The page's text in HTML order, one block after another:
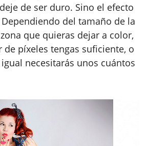
de ser duro. Sino el efecto
del tamaño de la
que quieras dejar a color,
de píxeles tengas suficiente, o
necesitarás unos cuántos